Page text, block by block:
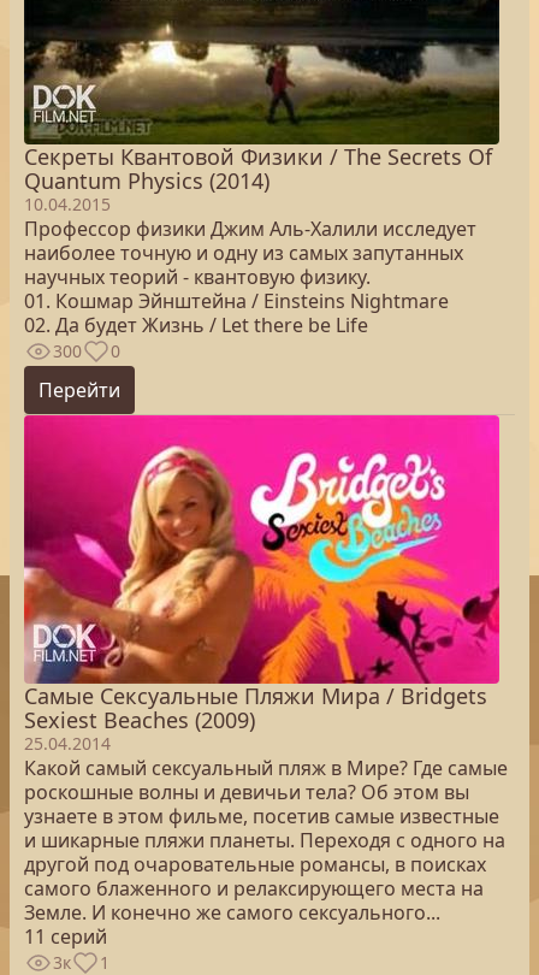
Секреты Квантовой Физики / The Secrets Of
Quantum Physics (2014)
10.04.2015
Профессор физики Джим Аль-Халили исследует
наиболее точную и одну из самых запутанных
научных теорий - квантовую физику.
01. Кошмар Эйнштейна / Einsteins Nightmare
02. Да будет Жизнь / Let there be Life
300 0
Перейти
Самые Сексуальные Пляжи Мира / Bridgets
Sexiest Beaches (2009)
25.04.2014
Какой самый сексуальный пляж в Мире? Где самые
роскошные волны и девичьи тела? Об этом вы
узнаете в этом фильме, посетив самые известные
и шикарные пляжи планеты. Переходя с одного на
другой под очаровательные романсы, в поисках
самого блаженного и релаксирующего места на
Земле. И конечно же самого сексуального...
11 серий
3к 1